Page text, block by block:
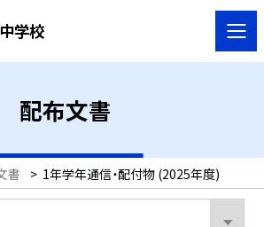
学校
配布文書
書 > 1年学年通信・配付物 (2025年度)